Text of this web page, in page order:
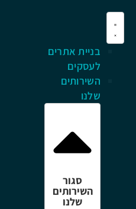
בניית אתרים
לעסקים
השירותים
שלנו
סגור
השירותים
שלנו